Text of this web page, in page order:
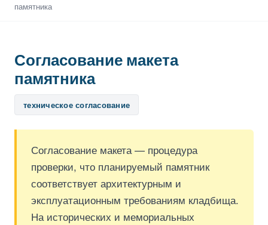
памятника
Согласование макета
памятника
техническое согласование
Согласование макета — процедура
проверки, что планируемый памятник
соответствует архитектурным и
эксплуатационным требованиям кладбища.
На исторических и мемориальных